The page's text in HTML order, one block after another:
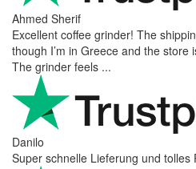
Ahmed Sherif
Excellent coffee grinder! The
though I’m in Greece and the store
The grinder feels ...
Danilo
Super schnelle Lieferung und tolles